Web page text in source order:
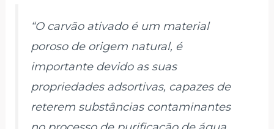
“O carvão ativado é um material
poroso de origem natural, é
importante devido as suas
propriedades adsortivas, capazes de
reterem substâncias contaminantes